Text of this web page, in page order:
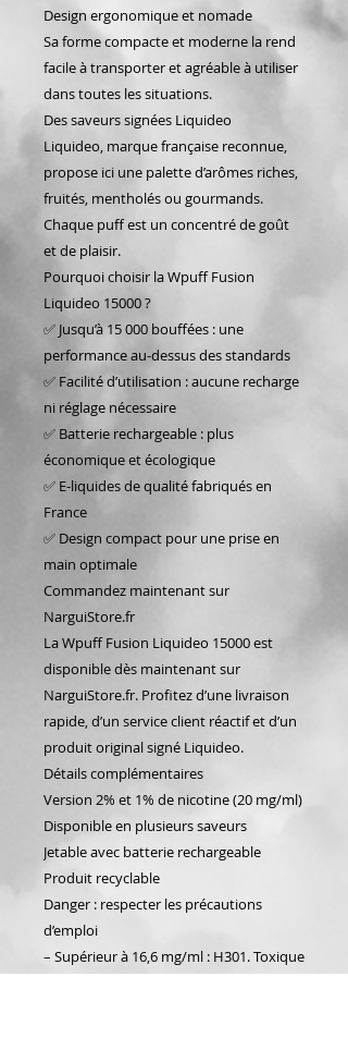
Design ergonomique et nomade
Sa forme compacte et moderne la rend
facile à transporter et agréable à utiliser
dans toutes les situations.
Des saveurs signées Liquideo
Liquideo, marque française reconnue,
propose ici une palette d’arômes riches,
fruités, mentholés ou gourmands.
Chaque puff est un concentré de goût
et de plaisir.
Pourquoi choisir la Wpuff Fusion
Liquideo 15000 ?
✅ Jusqu’à 15 000 bouffées : une
performance au-dessus des standards
✅ Facilité d’utilisation : aucune recharge
ni réglage nécessaire
✅ Batterie rechargeable : plus
économique et écologique
✅ E-liquides de qualité fabriqués en
France
✅ Design compact pour une prise en
main optimale
Commandez maintenant sur
NarguiStore.fr
La Wpuff Fusion Liquideo 15000 est
disponible dès maintenant sur
NarguiStore.fr. Profitez d’une livraison
rapide, d’un service client réactif et d’un
produit original signé Liquideo.
Détails complémentaires
Version 2% et 1% de nicotine (20 mg/ml)
Disponible en plusieurs saveurs
Jetable avec batterie rechargeable
Produit recyclable
Danger : respecter les précautions
d’emploi
– Supérieur à 16,6 mg/ml : H301. Toxique